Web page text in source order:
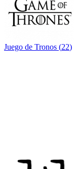
Juego de Tronos (22)